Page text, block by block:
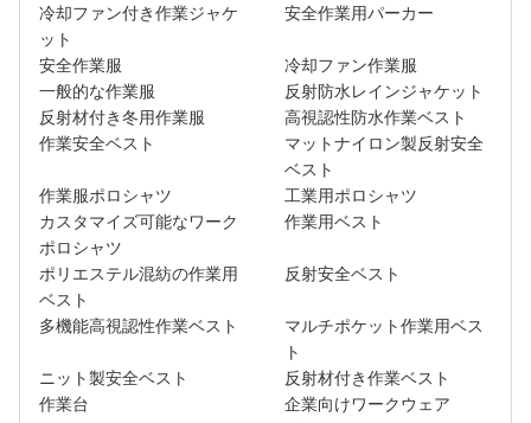
冷却ファン付き作業ジャケ
ット
安全作業用パーカー
安全作業服
冷却ファン作業服
一般的な作業服
反射防水レインジャケット
反射材付き冬用作業服
高視認性防水作業ベスト
作業安全ベスト
マットナイロン製反射安全
ベスト
作業服ポロシャツ
工業用ポロシャツ
カスタマイズ可能なワーク
ポロシャツ
作業用ベスト
ポリエステル混紡の作業用
ベスト
反射安全ベスト
多機能高視認性作業ベスト
マルチポケット作業用ベス
ト
ニット製安全ベスト
反射材付き作業ベスト
作業台
企業向けワークウェア